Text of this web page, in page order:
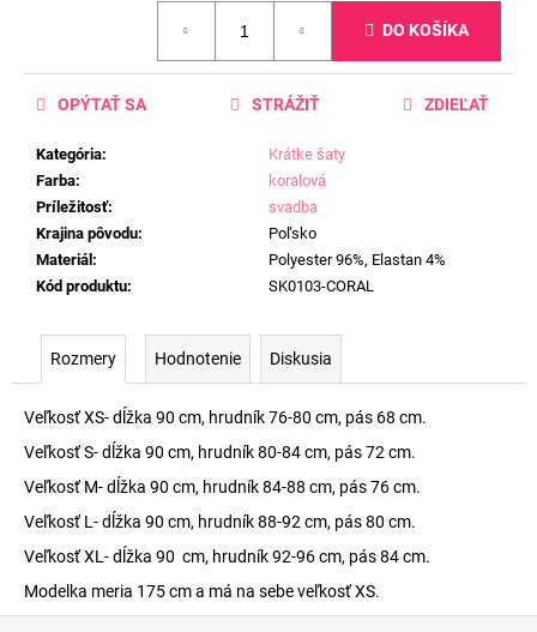
DO KOŠÍKA
Kategória:
Krátke šaty
Farba:
koralová
Príležitosť:
svadba
Krajina pôvodu:
Poľsko
Materiál :
Polyester 96%, Elastan 4%
Kód produktu: SK0103-CORAL
OPÝTAŤ SA STRÁŽIŤ ZDIEĽAŤ
Rozmery Hodnotenie Diskusia
Veľkosť XS- dĺžka 90 cm, hrudník 76-80 cm, pás 68 cm.
Veľkosť S- dĺžka 90 cm, hrudník 80-84 cm, pás 72 cm.
Veľkosť M- dĺžka 90 cm, hrudník 84-88 cm, pás 76 cm.
Veľkosť L- dĺžka 90 cm, hrudník 88-92 cm, pás 80 cm.
Veľkosť XL- dĺžka 90 cm, hrudník 92-96 cm, pás 84 cm.
Modelka meria 175 cm a má na sebe veľkosť XS.